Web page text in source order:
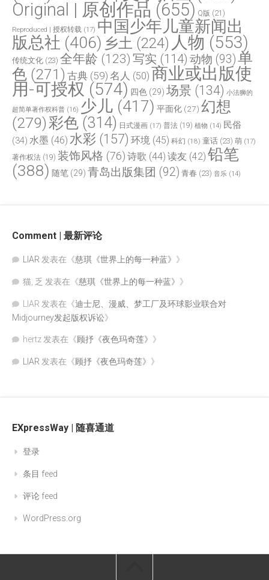
Original | 原创作品 (655) Q版 (21)
Reproduced | 授权转载 (17) 中国少年儿童新闻出
版总社 (406) 乡土 (224) 人物 (553)
传统文化 (23) 全年龄 (123) 写实 (114) 动物 (93)单
色 (271) 古典 (59) 名人 (50) 商业或出版使
用-可授权 (574) 四色 (29) 场景 (134) 小法狮的
超简单著作权科普 (16) 少儿 (417) 平面化 (27) 幻想
(279)彩色 (314) 日式漫画 (17) 普法 (19) 植物 (14) 民俗
(34) 水墨 (46) 水彩 (157) 环境 (45) 科幻 (18) 童话 (23) 萌 (17)
著作权法 (19) 装饰风格 (76) 诗歌 (44) 读友 (42) 铅笔
(388) 随笔 (29) 青岛出版集团 (92) 青春 (23) 音乐 (14)
Comment | 最新评论
LIAR 发表在《慈琪《世界上的每一种蓝》 》
猫, 乏 发表在《慈琪《世界上的每一种蓝》 》
LIAR 发表在《迪士尼、漫威、梦工厂及环球影业联合对
Midjourney发起版权诉讼》
hertz 发表在《顾抒《夜色玛奇莲》 》
LIAR 发表在《顾抒《夜色玛奇莲》 》
EXpressWay | 随喜通道
登录
条目 feed
评论 feed
WordPress.org